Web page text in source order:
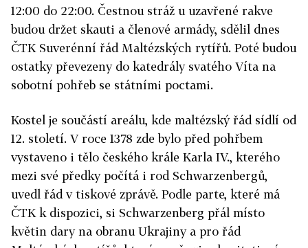
12:00 do 22:00. Čestnou stráž u uzavřené rakve
budou držet skauti a členové armády, sdělil dnes
ČTK Suverénní řád Maltézských rytířů. Poté budou
ostatky převezeny do katedrály svatého Víta na
sobotní pohřeb se státními poctami.
Kostel je součástí areálu, kde maltézský řád sídlí od
12. století. V roce 1378 zde bylo před pohřbem
vystaveno i tělo českého krále Karla IV., kterého
mezi své předky počítá i rod Schwarzenbergů,
uvedl řád v tiskové zprávě. Podle parte, které má
ČTK k dispozici, si Schwarzenberg přál místo
květin dary na obranu Ukrajiny a pro řád